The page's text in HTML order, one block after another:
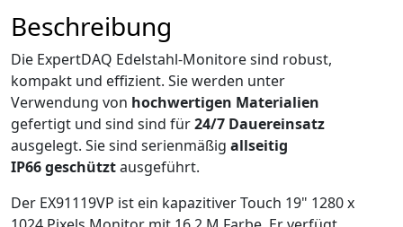
Beschreibung
Die ExpertDAQ Edelstahl-Monitore sind robust,
kompakt und effizient. Sie werden unter
Verwendung von hochwertigen Materialien
gefertigt und sind sind für24/7 Dauereinsatz
ausgelegt. Sie sind serienmäßig allseitig
IP66 geschütztausgeführt.
Der EX91119VP ist ein kapazitiver Touch 19" 1280 x